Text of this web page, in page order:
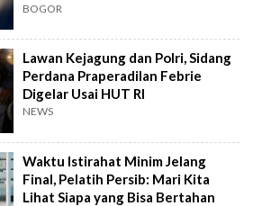
BOGOR
Lawan Kejagung dan Polri, Sidang
Perdana Praperadilan Febrie
Digelar Usai HUT RI
NEWS
Waktu Istirahat Minim Jelang
Final, Pelatih Persib: Mari Kita
Lihat Siapa yang Bisa Bertahan